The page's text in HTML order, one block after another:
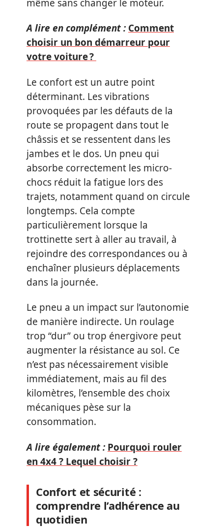
même sans changer le moteur.
A lire en complément : Comment
choisir un bon démarreur pour
votre voiture ?
Le confort est un autre point
déterminant. Les vibrations
provoquées par les défauts de la
route se propagent dans tout le
châssis et se ressentent dans les
jambes et le dos. Un pneu qui
absorbe correctement les micro-
chocs réduit la fatigue lors des
trajets, notamment quand on circule
longtemps. Cela compte
particulièrement lorsque la
trottinette sert à aller au travail, à
rejoindre des correspondances ou à
enchaîner plusieurs déplacements
dans la journée.
Le pneu a un impact sur l’autonomie
de manière indirecte. Un roulage
trop “dur” ou trop énergivore peut
augmenter la résistance au sol. Ce
n’est pas nécessairement visible
immédiatement, mais au fil des
kilomètres, l’ensemble des choix
mécaniques pèse sur la
consommation.
A lire également : Pourquoi rouler
en 4x4 ? Lequel choisir ?
Confort et sécurité :
comprendre l’adhérence au
quotidien